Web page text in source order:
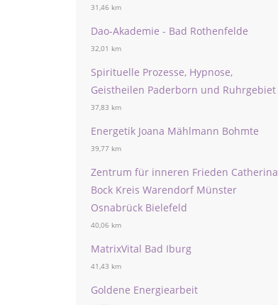
31,46 km
Dao-Akademie - Bad Rothenfelde
32,01 km
Spirituelle Prozesse, Hypnose,
Geistheilen Paderborn und Ruhrgebiet
37,83 km
Energetik Joana Mählmann Bohmte
39,77 km
Zentrum für inneren Frieden Catherina
Bock Kreis Warendorf Münster
Osnabrück Bielefeld
40,06 km
MatrixVital Bad Iburg
41,43 km
Goldene Energiearbeit